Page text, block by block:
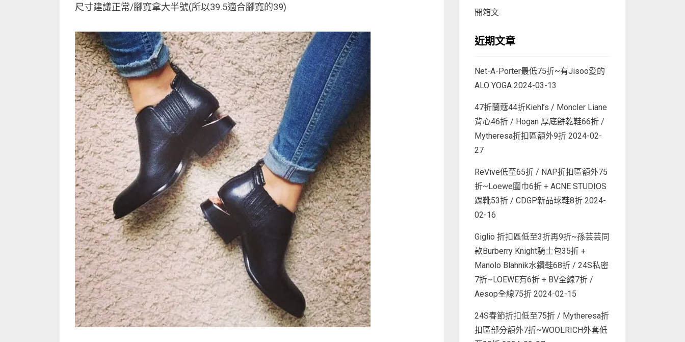
尺寸建議正常/腳寬拿大半號(所以39.5適合腳寬的39)
開箱文
近期文章
Net-A-Porter最低75折~有Jisoo愛的
ALO YOGA 2024-03-13
47折蘭蔻44折Kiehl’s / Moncler Liane
背心46折 / Hogan 厚底餅乾鞋66折 /
Mytheresa折扣區額外9折 2024-02-
27
ReVive低至65折 / NAP折扣區額外75
折~Loewe圍巾6折 + ACNE STUDIOS
踝靴53折 / CDGP新品球鞋8折 2024-
02-16
Giglio 折扣區低至3折再9折~孫芸芸同
款Burberry Knight騎士包35折 +
Manolo Blahnik水鑽鞋68折 / 24S私密
7折~LOEWE有6折 + BV全線7折 /
Aesop全線75折 2024-02-15
24S春節折扣低至75折 / Mytheresa折
扣區部分額外7折~WOOLRICH外套低